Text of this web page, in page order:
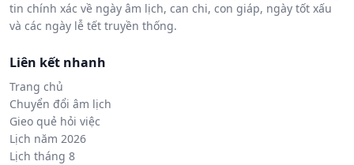
tin chính xác về ngày âm lịch, can chi, con giáp, ngày tốt xấu
và các ngày lễ tết truyền thống.
Liên kết nhanh
Trang chủ
Chuyển đổi âm lịch
Gieo quẻ hỏi việc
Lịch năm 2026
Lịch tháng 8